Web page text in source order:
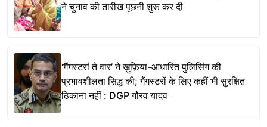
ने चुनाव की तारीख पूछनी शुरू कर दी
‘गैंगस्टरां ते वार’ ने ख़ुफ़िया-आधारित पुलिसिंग की
प्रभावशीलता सिद्ध की; गैंगस्टरों के लिए कहीं भी सुरक्षित
ठिकाना नहीं : DGP गौरव यादव